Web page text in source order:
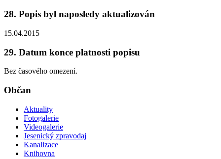
28. Popis byl naposledy aktualizován
15.04.2015
29. Datum konce platnosti popisu
Bez časového omezení.
Občan
Aktuality
Fotogalerie
Videogalerie
Jesenický zpravodaj
Kanalizace
Knihovna